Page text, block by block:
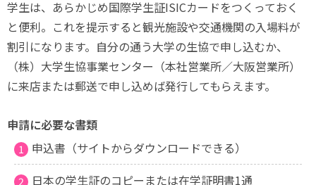
学生は、あらかじめ国際学生証ISICカードをつくっておく
と便利。これを提示すると観光施設や交通機関の入場料が
割引になります。自分の通う大学の生協で申し込むか、
（株）大学生協事業センター（本社営業所／大阪営業所）
に来店または郵送で申し込めば発行してもらえます。
申請に必要な書類
申込書（サイトからダウンロードできる）
日本の学生証のコピーまたは在学証明書1通